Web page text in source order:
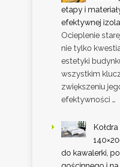
etapy i
efektywnej
Ocieplenie
nie tylko
estetyki
wszystkim
zwiększeniu
efektywności …
do kawalerki,